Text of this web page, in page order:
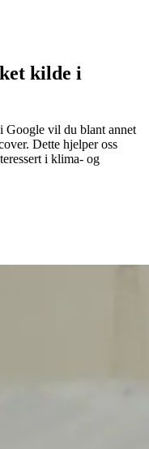
kilde i
Google vil du blant annet
Dette hjelper oss
i klima- og